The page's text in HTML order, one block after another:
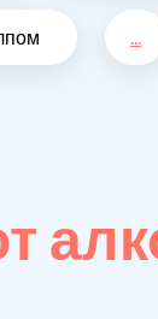
...